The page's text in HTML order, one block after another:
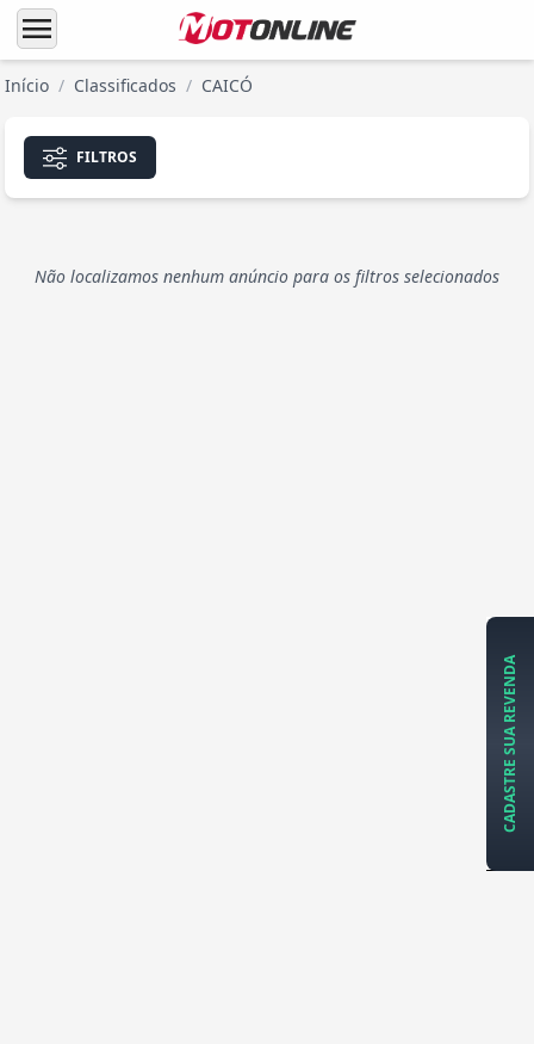
menu
Início / Classificados / CAICÓ
FILTROS
Não localizamos nenhum anúncio para os filtros selecionados
CADASTRE SUA REVENDA